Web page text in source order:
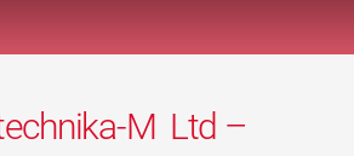
M Ltd –